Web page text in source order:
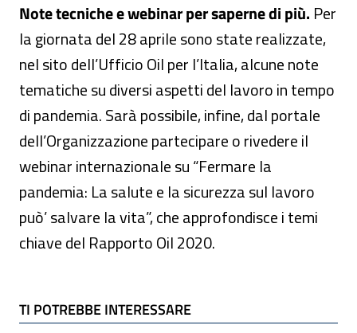
Note tecniche e webinar per saperne di più. Per
la giornata del 28 aprile sono state realizzate,
nel sito dell’Ufficio Oil per l’Italia, alcune note
tematiche su diversi aspetti del lavoro in tempo
di pandemia. Sarà possibile, infine, dal portale
dell’Organizzazione partecipare o rivedere il
webinar internazionale su “Fermare la
pandemia: La salute e la sicurezza sul lavoro
può’ salvare la vita”, che approfondisce i temi
chiave del Rapporto Oil 2020.
TI POTREBBE INTERESSARE
TI POTREBBE INTERESSARE